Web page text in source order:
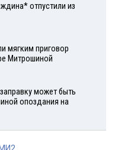
отпустили из
мягким приговор
Митрошиной
может быть
опоздания на